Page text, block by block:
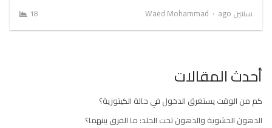
سنتين ago
Author
Waed Mohammad
18
أحدث المقالات
كم من الوقت يستغرق الدخول في حالة الكيتوزية؟
الدهون الحشوية والدهون تحت الجلد: ما الفرق بينهما؟